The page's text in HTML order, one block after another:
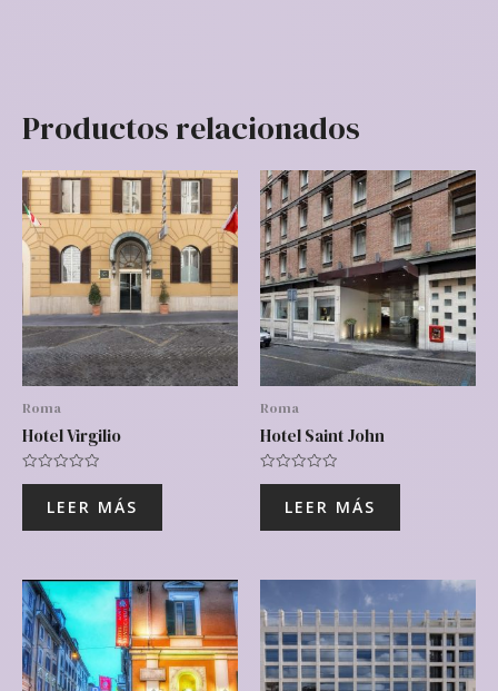
Productos relacionados
Roma
Hotel Virgilio
Valorado
5
LEER MÁS
Roma
Hotel Saint John
Valorado
5
LEER MÁS